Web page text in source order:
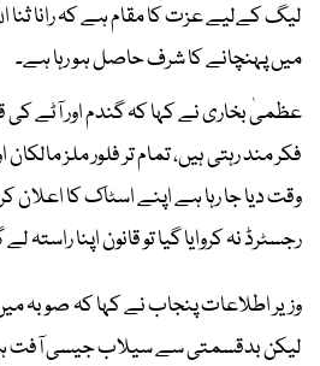
لیگ کےلیے عزت کا مقام ہے کہ رانا ثنا
میں پہنچانے کا شرف حاصل ہو رہا ہے۔
عظمیٰ بخاری نے کہا کہ گندم اور آٹے کی
فکر مند رہتی ہیں، تمام تر فلور ملز
وقت دیا جا رہا ہے اپنے اسٹاک کا اعلان
رجسٹرڈ نہ کروایا گیا تو قانون اپنا راستہ لے
وزیر اطلاعات پنجاب نے کہا کہ صوبہ
لیکن بدقسمتی سے سیلاب جیسی آفت